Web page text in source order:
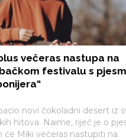
večeras nastupa na
festivalu s
novi čokoladni desert iz
hitova. Naime, riječ je o
će Miki večeras nastupiti na